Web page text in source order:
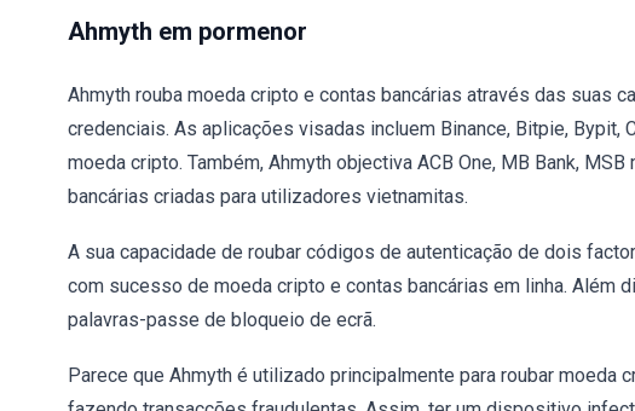
Ahmyth em pormenor
Ahmyth rouba moeda cripto e contas bancárias através das suas
credenciais. As aplicações visadas incluem Binance, Bitpie, Bypit,
moeda cripto. Também, Ahmyth objectiva ACB One, MB Bank,
bancárias criadas para utilizadores vietnamitas.
A sua capacidade de roubar códigos de autenticação de dois
com sucesso de moeda cripto e contas bancárias em linha. Além
palavras-passe de bloqueio de ecrã.
Parece que Ahmyth é utilizado principalmente para roubar moeda